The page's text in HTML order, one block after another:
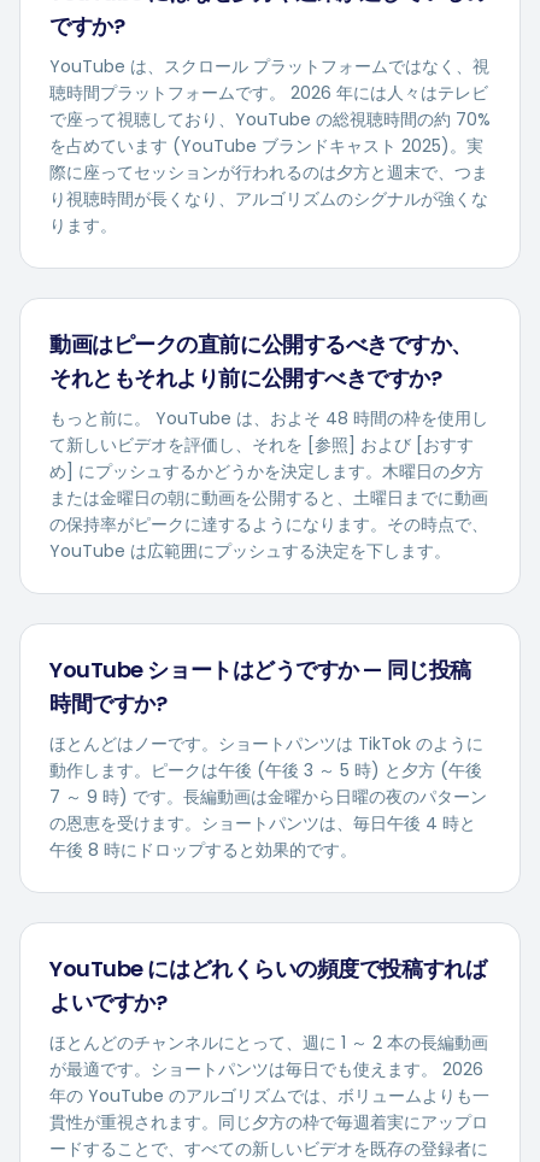
ですか?
YouTube は、スクロール プラットフォームではなく、視
聴時間プラットフォームです。 2026 年には人々はテレビ
で座って視聴しており、YouTube の総視聴時間の約 70%
を占めています (YouTube ブランドキャスト 2025)。実
際に座ってセッションが行われるのは夕方と週末で、つま
り視聴時間が長くなり、アルゴリズムのシグナルが強くな
ります。
動画はピークの直前に公開するべきですか、
それともそれより前に公開すべきですか?
もっと前に。 YouTube は、およそ 48 時間の枠を使用し
て新しいビデオを評価し、それを [参照] および [おすす
め] にプッシュするかどうかを決定します。木曜日の夕方
または金曜日の朝に動画を公開すると、土曜日までに動画
の保持率がピークに達するようになります。その時点で、
YouTube は広範囲にプッシュする決定を下します。
YouTube ショートはどうですか — 同じ投稿
時間ですか?
ほとんどはノーです。ショートパンツは TikTok のように
動作します。ピークは午後 (午後 3 ～ 5 時) と夕方 (午後
7 ～ 9 時) です。長編動画は金曜から日曜の夜のパターン
の恩恵を受けます。ショートパンツは、毎日午後 4 時と
午後 8 時にドロップすると効果的です。
YouTube にはどれくらいの頻度で投稿すれば
よいですか?
ほとんどのチャンネルにとって、週に 1 ～ 2 本の長編動画
が最適です。ショートパンツは毎日でも使えます。 2026
年の YouTube のアルゴリズムでは、ボリュームよりも一
貫性が重視されます。同じ夕方の枠で毎週着実にアップロ
ードすることで、すべての新しいビデオを既存の登録者に